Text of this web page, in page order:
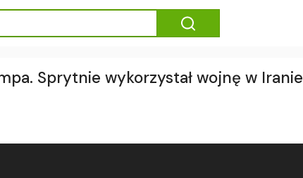
Sprytnie wykorzystał wojnę w Iranie